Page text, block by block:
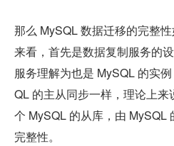
那么 MySQL 数据迁移的完整
来看，首先是数据复制服务的
服务理解为也是 MySQL 的实
QL 的主从同步一样，理论上
个 MySQL 的从库，由 MySQL
完整性。